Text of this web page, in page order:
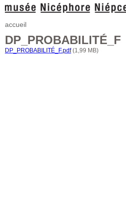
accueil
DP_PROBABILITÉ_F
DP_PROBABILITÉ_F.pdf(1,99 MB)